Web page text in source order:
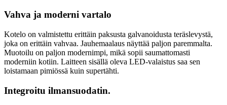
Vahva ja moderni vartalo
Kotelo on valmistettu erittäin paksusta galvanoidusta teräslevystä,
joka on erittäin vahvaa. Jauhemaalaus näyttää paljon paremmalta.
Muotoilu on paljon modernimpi, mikä sopii saumattomasti
moderniin kotiin. Laitteen sisällä oleva LED-valaistus saa sen
loistamaan pimiössä kuin supertähti.
Integroitu ilmansuodatin.